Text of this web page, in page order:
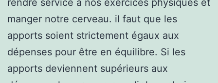
manger notre cerveau. il faut que les
apports soient strictement égaux aux
dépenses pour être en équilibre. Si les
apports deviennent supérieurs aux